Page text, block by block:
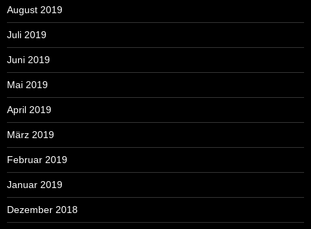
August 2019
Juli 2019
Juni 2019
Mai 2019
April 2019
März 2019
Februar 2019
Januar 2019
Dezember 2018